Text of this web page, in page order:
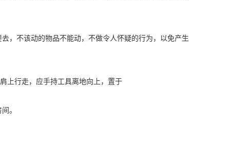
不该动的物品不能动，不做令人怀疑的行为，以免产生
行走，应手持工具离地向上，置于
。